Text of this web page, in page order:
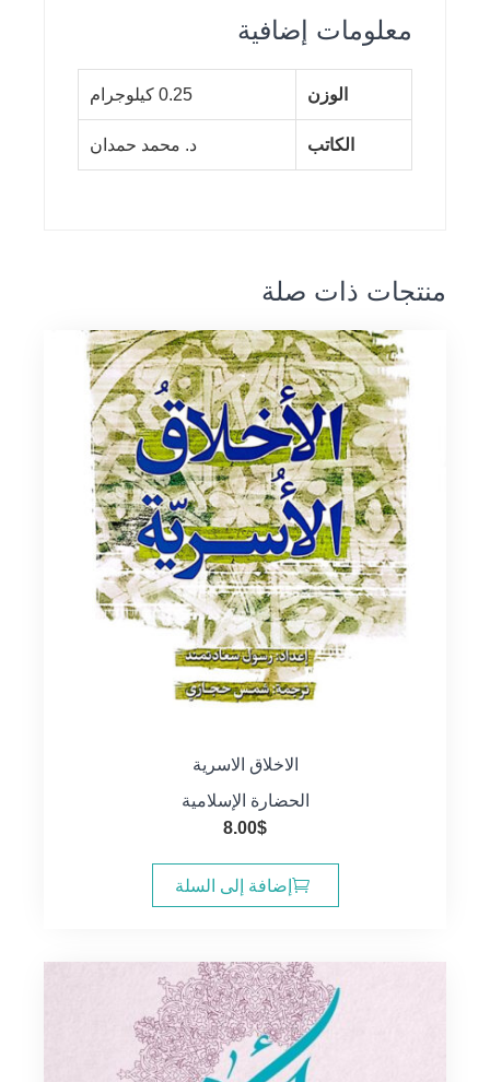
معلومات إضافية
الوزن 0.25 كيلوجرام
الكاتب د. محمد حمدان
منتجات ذات صلة
الاخلاق الاسرية
الحضارة الإسلامية
8.00$
إضافة إلى السلة